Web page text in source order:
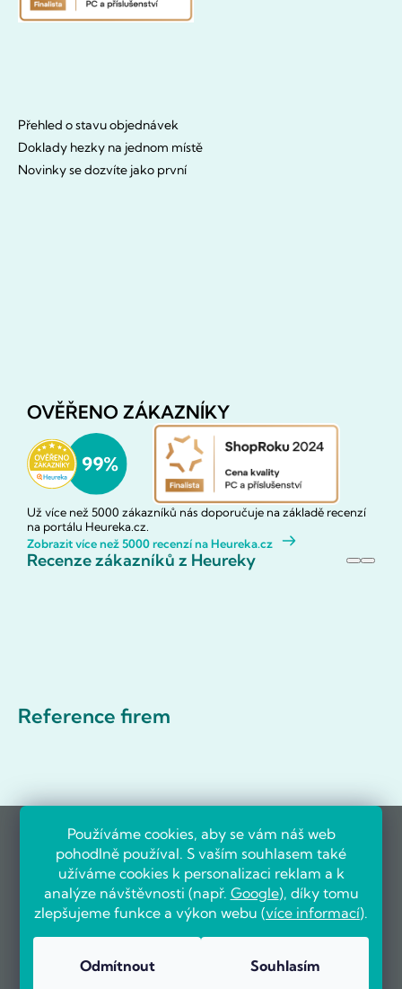
Používáme cookies, aby se vám náš web
pohodlně používal. S vaším souhlasem také
užíváme cookies k personalizaci reklam a k
analýze návštěvnosti (např. Google), díky tomu
zlepšujeme funkce a výkon webu (více informací).
Odmítnout Souhlasím
Přehled o stavu objednávek
Doklady hezky na jednom místě
Novinky se dozvíte jako první
OVĚŘENO ZÁKAZNÍKY
Už více než 5000 zákazníků nás doporučuje na základě recenzí
na portálu Heureka.cz.
Zobrazit více než 5000 recenzí na Heureka.cz
Recenze zákazníků z Heureky
Reference firem